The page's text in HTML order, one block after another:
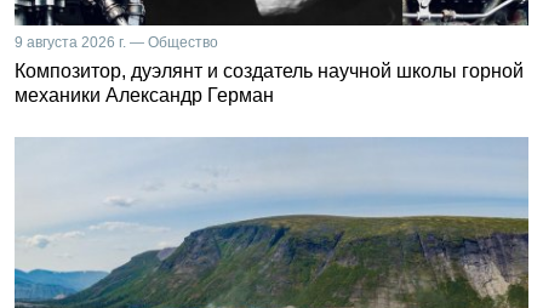
9 августа 2026 г. — Общество
Композитор, дуэлянт и создатель научной школы горной
механики Александр Герман